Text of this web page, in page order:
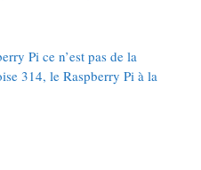
Pi ce n’est pas de la
314, le Raspberry Pi à la